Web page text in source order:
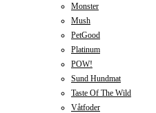
Monster
Mush
PetGood
Platinum
POW!
Sund Hundmat
Taste Of The Wild
Våtfoder